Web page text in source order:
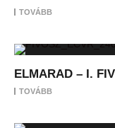
TOVÁBB
ELMARAD – I.
TOVÁBB